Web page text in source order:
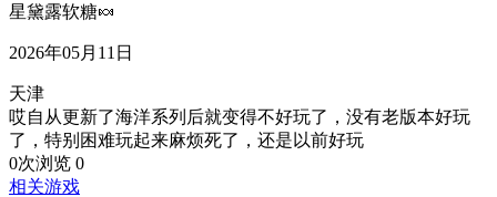
星黛露软糖🍬
2026年05月11日
天津
哎自从更新了海洋系列后就变得不好玩了，没有老版本好玩
了，特别困难玩起来麻烦死了，还是以前好玩
0次浏览 0
相关游戏